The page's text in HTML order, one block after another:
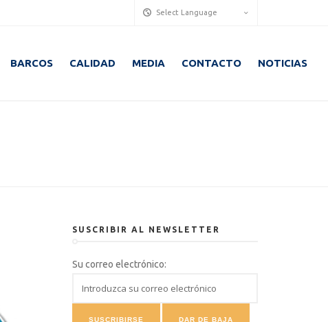
Select Language
BARCOS CALIDAD MEDIA CONTACTO NOTICIAS
SUSCRIBIR AL NEWSLETTER
Su correo electrónico: